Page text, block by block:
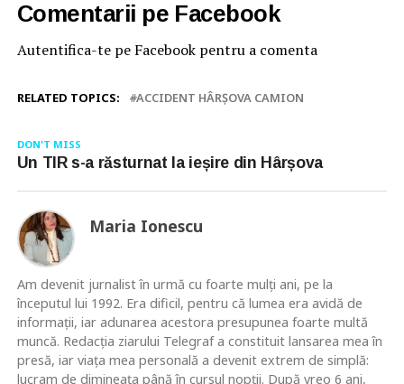
Comentarii pe Facebook
Autentifica-te pe Facebook pentru a comenta
RELATED TOPICS: ACCIDENT HÂRȘOVA CAMION
DON'T MISS
Un TIR s-a răsturnat la ieșire din Hârșova
Maria Ionescu
Am devenit jurnalist în urmă cu foarte mulţi ani, pe la
începutul lui 1992. Era dificil, pentru că lumea era avidă de
informaţii, iar adunarea acestora presupunea foarte multă
muncă. Redacţia ziarului Telegraf a constituit lansarea mea în
presă, iar viaţa mea personală a devenit extrem de simplă:
lucram de dimineaţa până în cursul nopţii. După vreo 6 ani,